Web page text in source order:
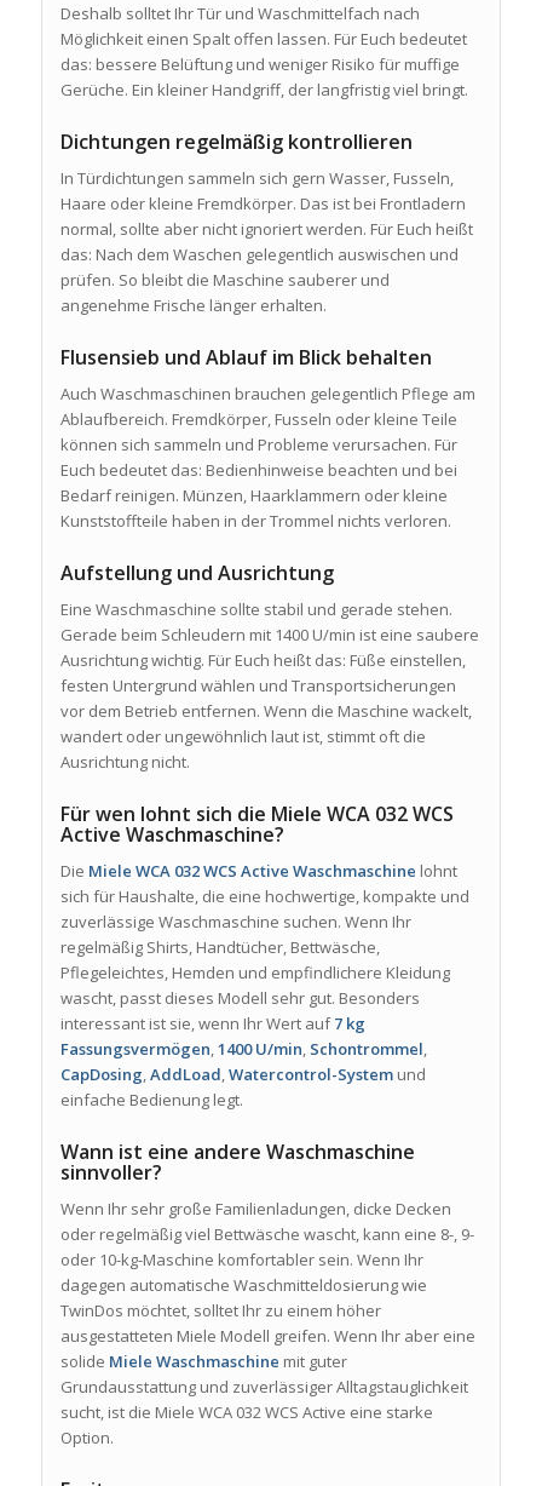
Deshalb solltet Ihr Tür und Waschmittelfach nach
Möglichkeit einen Spalt offen lassen. Für Euch bedeutet
das: bessere Belüftung und weniger Risiko für muffige
Gerüche. Ein kleiner Handgriff, der langfristig viel bringt.
Dichtungen regelmäßig kontrollieren
In Türdichtungen sammeln sich gern Wasser, Fusseln,
Haare oder kleine Fremdkörper. Das ist bei Frontladern
normal, sollte aber nicht ignoriert werden. Für Euch heißt
das: Nach dem Waschen gelegentlich auswischen und
prüfen. So bleibt die Maschine sauberer und
angenehme Frische länger erhalten.
Flusensieb und Ablauf im Blick behalten
Auch Waschmaschinen brauchen gelegentlich Pflege am
Ablaufbereich. Fremdkörper, Fusseln oder kleine Teile
können sich sammeln und Probleme verursachen. Für
Euch bedeutet das: Bedienhinweise beachten und bei
Bedarf reinigen. Münzen, Haarklammern oder kleine
Kunststoffteile haben in der Trommel nichts verloren.
Aufstellung und Ausrichtung
Eine Waschmaschine sollte stabil und gerade stehen.
Gerade beim Schleudern mit 1400 U/min ist eine saubere
Ausrichtung wichtig. Für Euch heißt das: Füße einstellen,
festen Untergrund wählen und Transportsicherungen
vor dem Betrieb entfernen. Wenn die Maschine wackelt,
wandert oder ungewöhnlich laut ist, stimmt oft die
Ausrichtung nicht.
Für wen lohnt sich die Miele WCA 032 WCS
Active Waschmaschine?
Die Miele WCA 032 WCS Active Waschmaschine lohnt
sich für Haushalte, die eine hochwertige, kompakte und
zuverlässige Waschmaschine suchen. Wenn Ihr
regelmäßig Shirts, Handtücher, Bettwäsche,
Pflegeleichtes, Hemden und empfindlichere Kleidung
wascht, passt dieses Modell sehr gut. Besonders
interessant ist sie, wenn Ihr Wert auf7 kg
Fassungsvermögen,1400 U/min, Schontrommel,
CapDosing,AddLoad,Watercontrol-Systemund
einfache Bedienung legt.
Wann ist eine andere Waschmaschine
sinnvoller?
Wenn Ihr sehr große Familienladungen, dicke Decken
oder regelmäßig viel Bettwäsche wascht, kann eine 8-, 9-
oder 10-kg-Maschine komfortabler sein. Wenn Ihr
dagegen automatische Waschmitteldosierung wie
TwinDos möchtet, solltet Ihr zu einem höher
ausgestatteten Miele Modell greifen. Wenn Ihr aber eine
solide Miele Waschmaschine mit guter
Grundausstattung und zuverlässiger Alltagstauglichkeit
sucht, ist die Miele WCA 032 WCS Active eine starke
Option.